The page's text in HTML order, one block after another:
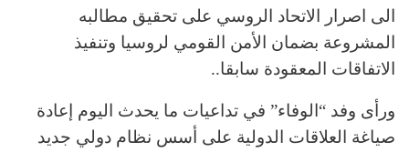
الى اصرار الاتحاد الروسي على تحقيق مطالبه
المشروعة بضمان الأمن القومي لروسيا وتنفيذ
الاتفاقات المعقودة سابقا..
ورأى وفد “الوفاء” في تداعيات ما يحدث اليوم إعادة
صياغة العلاقات الدولية على أسس نظام دولي جديد